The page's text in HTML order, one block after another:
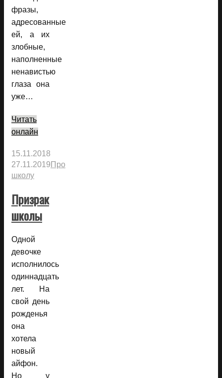
фразы,
адресованные
ей, а их
злобные,
наполненные
ненавистью
глаза она
уже…
Читать
онлайн
15.11.2018
27.11.2019 Про
школу
Призрак
школы
Одной
девочке
исполнилось
одиннадцать
лет. На
свой день
рожденья
она
хотела
новый
айфон.
Но у